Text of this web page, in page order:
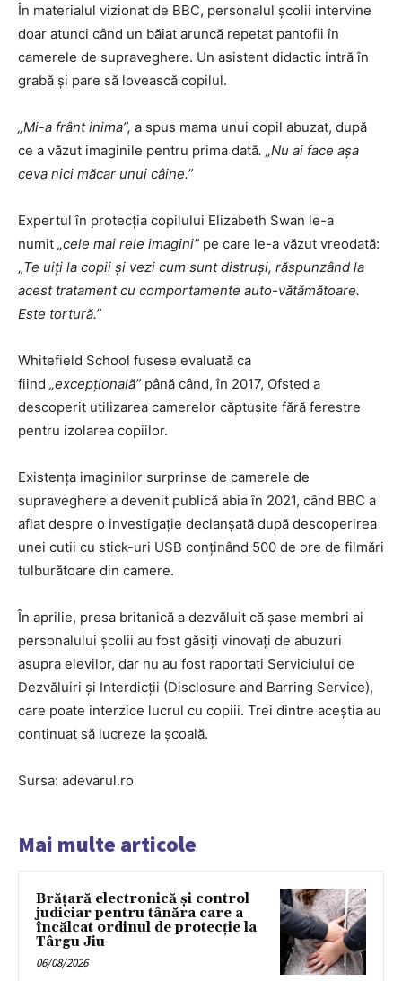
În materialul vizionat de BBC, personalul școlii intervine
doar atunci când un băiat aruncă repetat pantofii în
camerele de supraveghere. Un asistent didactic intră în
grabă și pare să lovească copilul.
„Mi-a frânt inima”, a spus mama unui copil abuzat, după
ce a văzut imaginile pentru prima dată. „Nu ai face așa
ceva nici măcar unui câine.”
Expertul în protecția copilului Elizabeth Swan le-a
numit „cele mai rele imagini” pe care le-a văzut vreodată:
„Te uiți la copii și vezi cum sunt distruși, răspunzând la
acest tratament cu comportamente auto-vătămătoare.
Este tortură.”
Whitefield School fusese evaluată ca
fiind „excepțională” până când, în 2017, Ofsted a
descoperit utilizarea camerelor căptușite fără ferestre
pentru izolarea copiilor.
Existența imaginilor surprinse de camerele de
supraveghere a devenit publică abia în 2021, când BBC a
aflat despre o investigație declanșată după descoperirea
unei cutii cu stick-uri USB conținând 500 de ore de filmări
tulburătoare din camere.
În aprilie, presa britanică a dezvăluit că șase membri ai
personalului școlii au fost găsiți vinovați de abuzuri
asupra elevilor, dar nu au fost raportați Serviciului de
Dezvăluiri și Interdicții (Disclosure and Barring Service),
care poate interzice lucrul cu copiii. Trei dintre aceștia au
continuat să lucreze la școală.
Sursa: adevarul.ro
Mai multe articole
Brățară electronică și control
judiciar pentru tânăra care a
încălcat ordinul de protecție la
Târgu Jiu
06/08/2026